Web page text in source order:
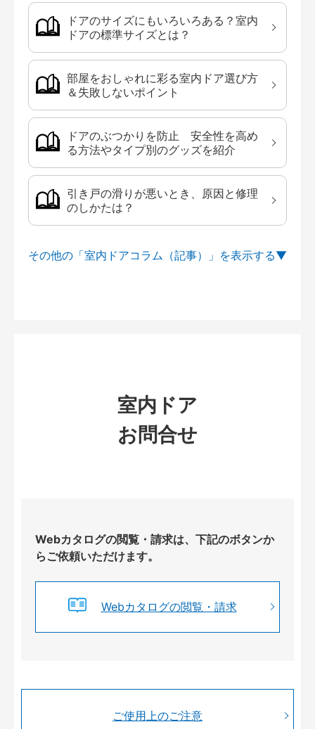
ドアのサイズにもいろいろある？室内
ドアの標準サイズとは？
部屋をおしゃれに彩る室内ドア選び方
＆失敗しないポイント
ドアのぶつかりを防止 安全性を高め
る方法やタイプ別のグッズを紹介
引き戸の滑りが悪いとき、原因と修理
のしかたは？
その他の「室内ドアコラム（記事）」を
室内ドア
お問合せ
Webカタログの閲覧・請求は、下記のボタンか
らご依頼いただけます。
Webカタログの閲覧・請求
ご使用上のご注意